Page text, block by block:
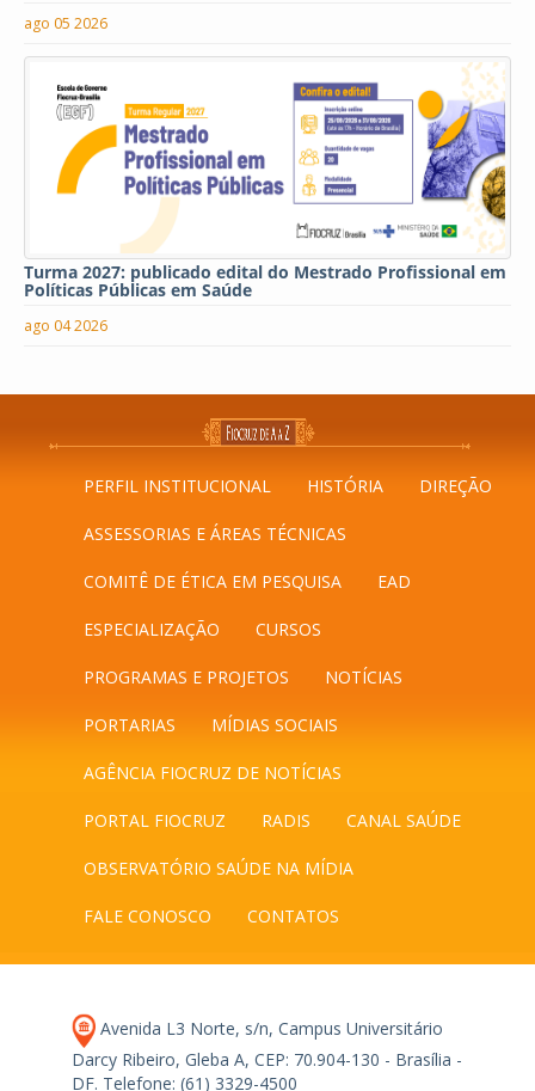
ago 05 2026
Turma 2027: publicado edital do Mestrado Profissional em
Políticas Públicas em Saúde
ago 04 2026
PERFIL INSTITUCIONAL HISTÓRIA DIREÇÃO
ASSESSORIAS E ÁREAS TÉCNICAS
COMITÊ DE ÉTICA EM PESQUISA EAD
ESPECIALIZAÇÃO CURSOS
PROGRAMAS E PROJETOS NOTÍCIAS
PORTARIAS MÍDIAS SOCIAIS
AGÊNCIA FIOCRUZ DE NOTÍCIAS
PORTAL FIOCRUZ RADIS CANAL SAÚDE
OBSERVATÓRIO SAÚDE NA MÍDIA
FALE CONOSCO CONTATOS
Avenida L3 Norte, s/n, Campus Universitário
Darcy Ribeiro, Gleba A, CEP: 70.904-130 - Brasília -
DF. Telefone: (61) 3329-4500